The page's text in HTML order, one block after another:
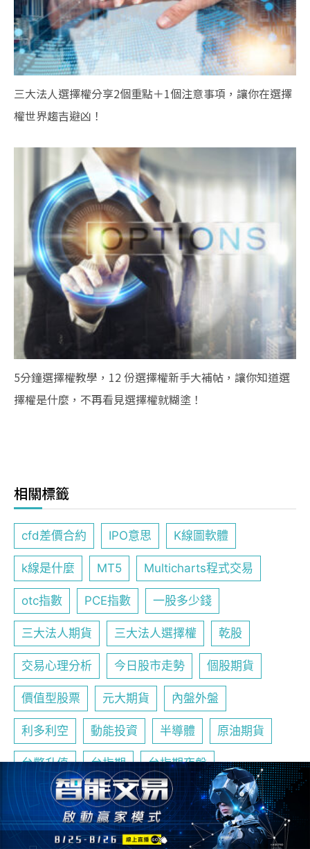
三大法人選擇權分享2個重點＋1個注意事項，讓你在選擇
權世界趨吉避凶！
5分鐘選擇權教學，12 份選擇權新手大補帖，讓你知道選
擇權是什麼，不再看見選擇權就糊塗！
相關標籤
cfd差價合約 IPO意思 K線圖軟體
k線是什麼 MT5 Multicharts程式交易
otc指數 PCE指數 一股多少錢
三大法人期貨 三大法人選擇權 乾股
交易心理分析 今日股市走勢 個股期貨
價值型股票 元大期貨 內盤外盤
利多利空 動能投資 半導體 原油期貨
台幣升值 台指期 台指期夜盤
台指期怎麼玩 台指期散戶多空比
台指期是什麼 台指期結算日 台指選擇權